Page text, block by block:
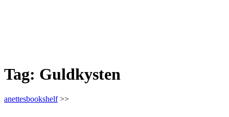
Tag: Guldkysten
anettesbookshelf>>